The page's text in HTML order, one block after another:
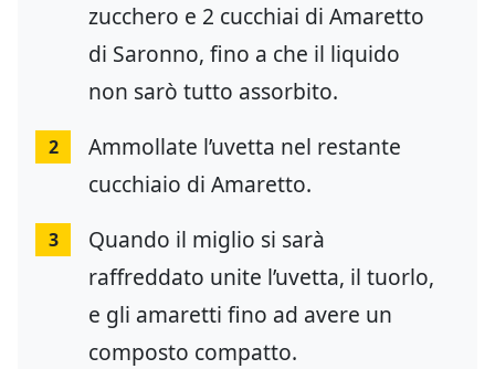
zucchero e 2 cucchiai di Amaretto
di Saronno, fino a che il liquido
non sarò tutto assorbito.
2
Ammollate l’uvetta nel restante
cucchiaio di Amaretto.
3
Quando il miglio si sarà
raffreddato unite l’uvetta, il tuorlo,
e gli amaretti fino ad avere un
composto compatto.